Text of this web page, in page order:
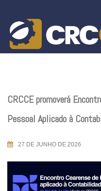
content
CRCCE promoverá
Pessoal Aplicado à
27 DE JUNHO DE 2026